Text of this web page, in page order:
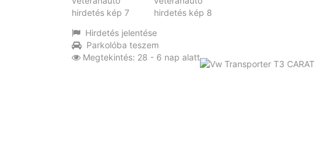
Hirdetés jelentése
Parkolóba teszem
Megtekintés: 28 - 6 nap alatt